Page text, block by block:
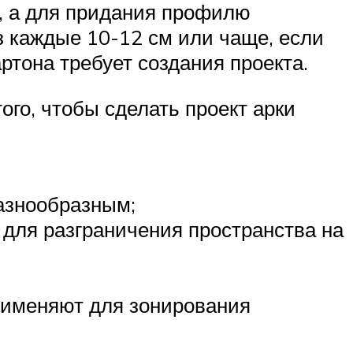
а для придания профилю
каждые 10-12 см или чаще, если
требует создания проекта.
чтобы сделать проект арки
разграничения пространства на
для зонирования